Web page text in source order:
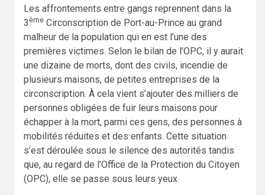
Les affrontements entre gangs reprennent dans la
3 ème Circonscription de Port-au-Prince au grand
malheur de la population qui en est l’une des
premières victimes. Selon le bilan de l’OPC, il y aurait
une dizaine de morts, dont des civils, incendie de
plusieurs maisons, de petites entreprises de la
circonscription. À cela vient s’ajouter des milliers de
personnes obligées de fuir leurs maisons pour
échapper à la mort, parmi ces gens, des personnes à
mobilités réduites et des enfants. Cette situation
s’est déroulée sous le silence des autorités tandis
que, au regard de l’Office de la Protection du Citoyen
(OPC), elle se passe sous leurs yeux.